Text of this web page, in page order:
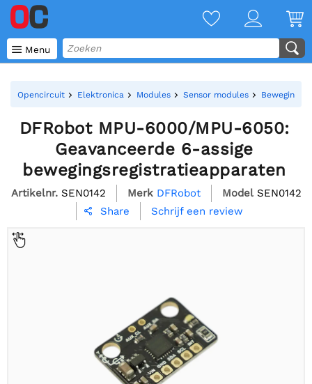
 Menu
Opencircuit Elektronica Modules Sensor modules Bewegings
DFRobot MPU-6000/MPU-6050:
Geavanceerde 6-assige
bewegingsregistratieapparaten
Artikelnr. SEN0142 Merk DFRobot Model SEN0142
 Share Schrijf een review